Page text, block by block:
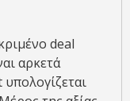
deal
αρκετά